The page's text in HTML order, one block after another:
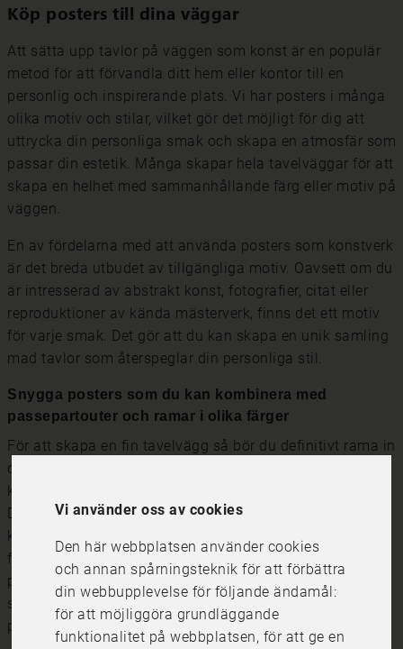
Vi använder oss av cookies
Den här webbplatsen använder cookies
och annan spårningsteknik för att förbättra
din webbupplevelse för följande ändamål:
för att möjliggöra grundläggande
funktionalitet på webbplatsen, för att ge en
Köp posters till dina väggar
Att sätta upp tavlor på väggen som konst är en populär
metod för att förvandla ditt hem eller kontor till en
personlig och inspirerande plats. Vi har posters i många
olika motiv och stilar, vilket gör det möjligt för dig att
uttrycka din personliga smak och skapa en atmosfär som
passar din estetik. Många skapar hela tavelväggar för att
skapa en helhet med sammanhållande färg eller motiv på
väggen.
En av fördelarna med att använda posters som konstverk
är det breda utbudet av tillgängliga motiv. Oavsett om du
är intresserad av abstrakt konst, fotografier, citat eller
reproduktioner av kända mästerverk, finns det ett motiv
för varje smak. Det gör att du kan skapa en unik samling
mad tavlor som återspeglar din personliga stil.
Snygga posters som du kan kombinera med
passepartouter och ramar i olika färger
För att skapa en fin tavelvägg så bör du definitivt rama in
dina posters. Tavelramar ger en snygg avslutning och
kan hjälpa till att förstärka konstverkets visuella effekt.
Dessutom kan du välja passepartout och ramar som
kompletterar färgerna och stilen på din poster för att
förstärka motivet. Vi har ett stort sortiment av
passepartouter i olika färger och ramar med riktigt glas
som du kan använda till dina inramningar så att dina
posters får bästa kontrast och färgåtergivning.